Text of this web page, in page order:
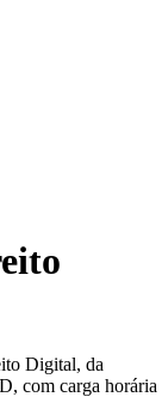
Digital, da
com carga horária